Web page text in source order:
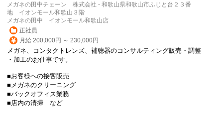
メガネの田中チェーン 株式会社 - 和歌山県和歌山市ふじと台２３番
地 イオンモール和歌山３階
メガネの田中 イオンモール和歌山店
正社員
月給 200,000円 ～ 230,000円
メガネ、コンタクトレンズ、補聴器のコンサルティング販売・調整
・加工のお仕事です。
■お客様への接客販売
■メガネのクリーニング
■バックオフィス業務
■店内の清掃 など